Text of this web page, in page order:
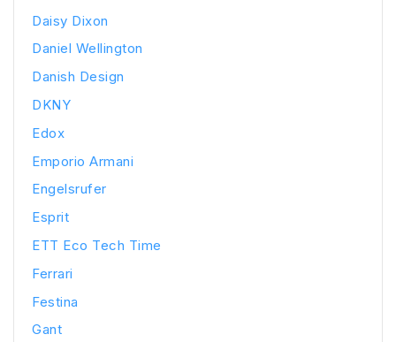
Daisy Dixon
Daniel Wellington
Danish Design
DKNY
Edox
Emporio Armani
Engelsrufer
Esprit
ETT Eco Tech Time
Ferrari
Festina
Gant